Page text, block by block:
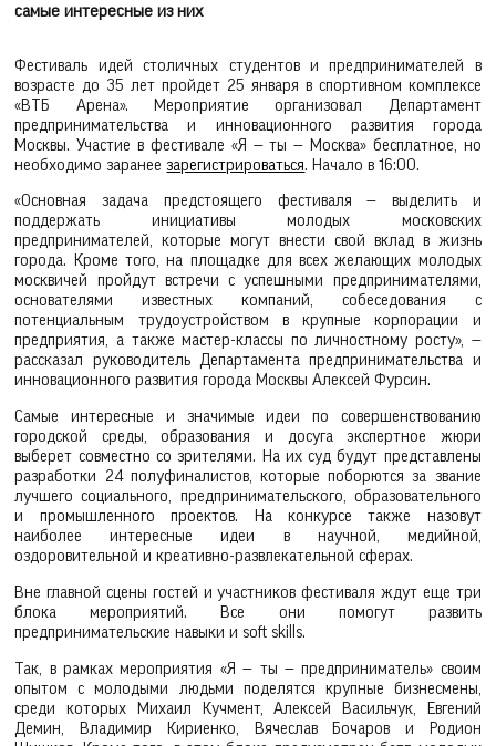
самые интересные из них
Фестиваль идей столичных студентов и предпринимателей в
возрасте до 35 лет пройдет 25 января в спортивном комплексе
«ВТБ Арена». Мероприятие организовал Департамент
предпринимательства и инновационного развития города
Москвы. Участие в фестивале «Я — ты — Москва» бесплатное, но
необходимо заранеезарегистрироваться. Начало в 16:00.
«Основная задача предстоящего фестиваля — выделить и
поддержать инициативы молодых московских
предпринимателей, которые могут внести свой вклад в жизнь
города. Кроме того, на площадке для всех желающих молодых
москвичей пройдут встречи с успешными предпринимателями,
основателями известных компаний, собеседования с
потенциальным трудоустройством в крупные корпорации и
предприятия, а также мастер-классы по личностному росту», —
рассказал руководитель Департамента предпринимательства и
инновационного развития города Москвы Алексей Фурсин.
Самые интересные и значимые идеи по совершенствованию
городской среды, образования и досуга экспертное жюри
выберет совместно со зрителями. На их суд будут представлены
разработки 24 полуфиналистов, которые поборются за звание
лучшего социального, предпринимательского, образовательного
и промышленного проектов. На конкурсе также назовут
наиболее интересные идеи в научной, медийной,
оздоровительной и креативно-развлекательной сферах.
Вне главной сцены гостей и участников фестиваля ждут еще три
блока мероприятий. Все они помогут развить
предпринимательские навыки и soft skills.
Так, в рамках мероприятия «Я — ты — предприниматель» своим
опытом с молодыми людьми поделятся крупные бизнесмены,
среди которых Михаил Кучмент, Алексей Васильчук, Евгений
Демин, Владимир Кириенко, Вячеслав Бочаров и Родион